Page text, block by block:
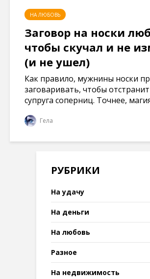
НА ЛЮБОВЬ
Заговор на носки
чтобы скучал и не
(и не ушел)
Как правило, мужнины носки
заговаривать, чтобы
супруга соперниц. Точнее,
Гела
РУБРИКИ
На удачу
На деньги
На любовь
Разное
На недвижимость